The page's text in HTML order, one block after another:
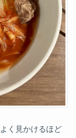
く見かけるほど